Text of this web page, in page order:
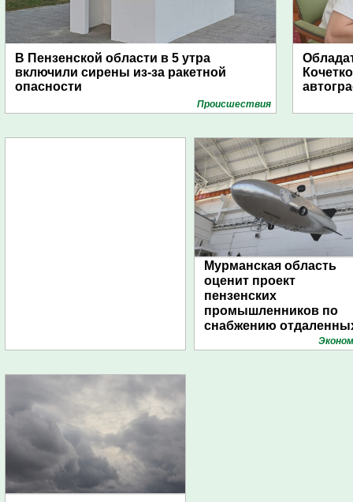
В Пензенской области в 5 утра
включили сирены из-за ракетной
опасности
Проиcшествия
Мурманская область
оценит проект
пензенских
промышленников по
снабжению
поселений с помощью